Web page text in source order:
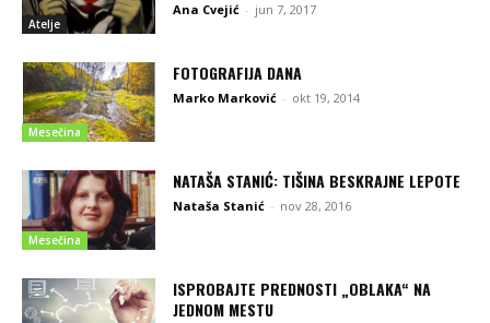
Atelje
Ana Cvejić - jun 7, 2017
Mesečina
FOTOGRAFIJA DANA
Marko Marković - okt 19, 2014
Mesečina
NATAŠA STANIĆ: TIŠINA BESKRAJNE LEPOTE
Nataša Stanić - nov 28, 2016
ISPROBAJTE PREDNOSTI „OBLAKA“ NA
JEDNOM MESTU